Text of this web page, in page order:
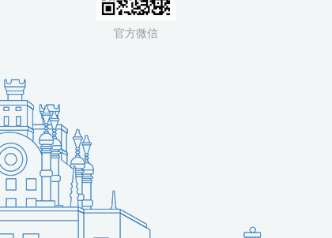
官方微信